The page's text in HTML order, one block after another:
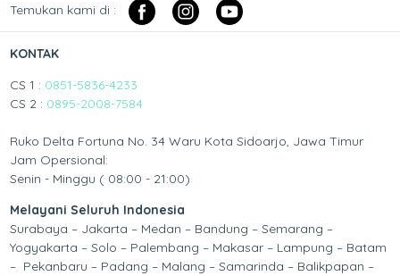
Temukan kami di :
KONTAK
CS 1 : 0851-5836-4233
CS 2 : 0895-2008-7584
Ruko Delta Fortuna No. 34 Waru Kota Sidoarjo, Jawa Timur
Jam Opersional:
Senin - Minggu ( 08:00 - 21:00)
Melayani Seluruh Indonesia
Surabaya – Jakarta – Medan – Bandung – Semarang –
Yogyakarta – Solo – Palembang – Makasar – Lampung – Batam
– Pekanbaru – Padang – Malang – Samarinda – Balikpapan –